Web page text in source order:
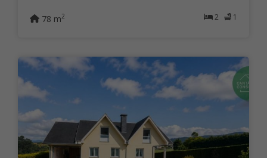
2 1
78 m2